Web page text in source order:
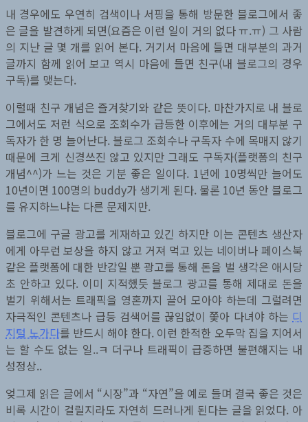
내 경우에도 우연히 검색이나 서핑을 통해 방문한 블로그에서 좋
은 글을 발견하게 되면(요즘은 이런 일이 거의 없다 ㅠ.ㅠ) 그 사람
의 지난 글 몇 개를 읽어 본다. 거기서 마음에 들면 대부분의 과거
글까지 함께 읽어 보고 역시 마음에 들면 친구(내 블로그의 경우
구독)를 맺는다.
이럴때 친구 개념은 즐겨찾기와 같은 뜻이다. 마찬가지로 내 블로
그에서도 저런 식으로 조회수가 급등한 이후에는 거의 대부분 구
독자가 한 명 늘어난다. 블로그 조회수나 구독자 수에 목매지 않기
때문에 크게 신경쓰진 않고 있지만 그래도 구독자(플랫폼의 친구
개념^^)가 느는 것은 기분 좋은 일이다. 1년에 10명씩만 늘어도
10년이면 100명의 buddy가 생기게 된다. 물론 10년 동안 블로그
를 유지하느냐는 다른 문제지만.
블로그에 구글 광고를 게재하고 있긴 하지만 이는 콘텐츠 생산자
에게 아무런 보상을 하지 않고 거져 먹고 있는 네이버나 페이스북
같은 플랫폼에 대한 반감일 뿐 광고를 통해 돈을 벌 생각은 애시당
초 안하고 있다. 이미 지적했듯 블로그 광고를 통해 제대로 돈을
벌기 위해서는 트래픽을 영혼까지 끌어 모아야 하는데 그럴려면
자극적인 콘텐츠나 급등 검색어를 끊임없이 쫓아 다녀야 하는 디
지털 노가다를 반드시 해야 한다. 이런 한적한 오두막 집을 지어서
는 할 수도 없는 일..ㅋ 더구나 트래픽이 급증하면 불편해지는 내
성정상..
엊그제 읽은 글에서 “시장”과 “자연”을 예로 들며 결국 좋은 것은
비록 시간이 걸릴지라도 자연히 드러나게 된다는 글을 읽었다. 아